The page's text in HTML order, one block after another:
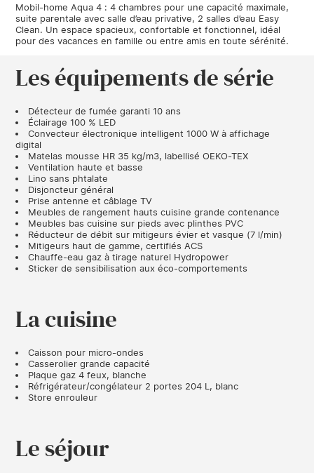
Mobil-home Aqua 4 : 4 chambres pour une capacité maximale,
suite parentale avec salle d’eau privative, 2 salles d’eau Easy
Clean. Un espace spacieux, confortable et fonctionnel, idéal
pour des vacances en famille ou entre amis en toute sérénité.
Les équipements de série
Détecteur de fumée garanti 10 ans
Éclairage 100 % LED
Convecteur électronique intelligent 1000 W à affichage
digital
Matelas mousse HR 35 kg/m3, labellisé OEKO-TEX
Ventilation haute et basse
Lino sans phtalate
Disjoncteur général
Prise antenne et câblage TV
Meubles de rangement hauts cuisine grande contenance
Meubles bas cuisine sur pieds avec plinthes PVC
Réducteur de débit sur mitigeurs évier et vasque (7 l/min)
Mitigeurs haut de gamme, certifiés ACS
Chauffe-eau gaz à tirage naturel Hydropower
Sticker de sensibilisation aux éco-comportements
La cuisine
Caisson pour micro-ondes
Casserolier grande capacité
Plaque gaz 4 feux, blanche
Réfrigérateur/congélateur 2 portes 204 L, blanc
Store enrouleur
Le séjour